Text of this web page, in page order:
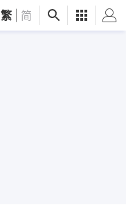
繁 简